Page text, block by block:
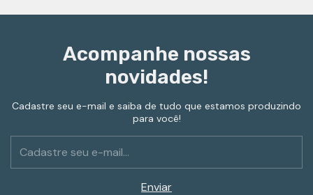
Acompanhe nossas
novidades!
Cadastre seu e-mail e saiba de tudo que estamos produzindo
para você!